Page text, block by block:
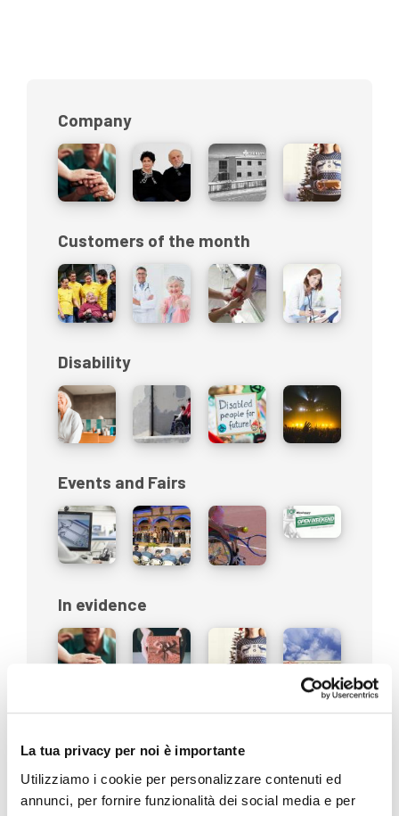
La tua privacy per noi è importante
Utilizziamo i cookie per personalizzare contenuti ed
annunci, per fornire funzionalità dei social media e per
Company
Customers of the month
Disability
Events and Fairs
In evidence